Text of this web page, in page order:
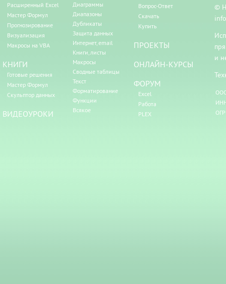
Расширенный Excel
Мастер Формул
Прогнозирование
Визуализация
Макросы на VBA
КНИГИ
Готовые решения
Мастер Формул
Скульптор данных
ВИДЕОУРОКИ
Диаграммы
Диапазоны
Дубликаты
Защита данных
Интернет, email
Книги, листы
Макросы
Сводные таблицы
Текст
Форматирование
Функции
Всякое
Вопрос-Ответ
Скачать
Купить
ПРОЕКТЫ
ОНЛАЙН-КУРСЫ
ФОРУМ
Excel
Работа
PLEX
©
и